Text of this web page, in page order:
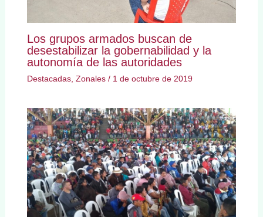
Los grupos armados buscan de
desestabilizar la gobernabilidad y la
autonomía de las autoridades
Destacadas, Zonales/ 1 de octubre de 2019